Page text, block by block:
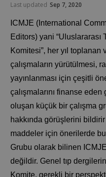
Last updated Sep 7, 2020
ICMJE (International
Editors) yani “Uluslararası
Komitesi”, her yıl toplanan
çalışmaların yürütülmesi,
yayınlanması için çeşitli
çalışmalarını finanse
oluşan küçük bir çalışma
hakkında görüşlerini
maddeler için önerilerde
Grubu olarak bilinen
değildir. Genel tıp
Komite, gerekli bir